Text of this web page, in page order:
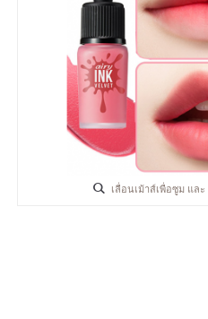
เลื่อนเม้าส์เพื่อซูม แล